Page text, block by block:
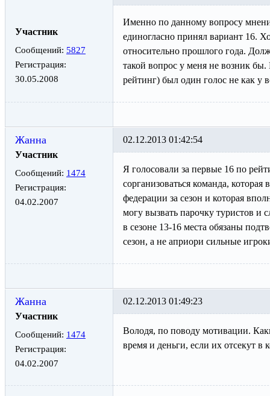
Участник
Сообщений: 5827
Регистрация:
30.05.2008
Именно по данному вопросу
единогласно принял вариант 16.
относительно прошлого года.
такой вопрос у меня не возник
рейтинг) был один голос не как у
Жанна
Участник
Сообщений: 1474
Регистрация:
04.02.2007
02.12.2013 01:42:54
Я голосовали за первые 16 по
сорганизоваться команда,
федерации за сезон и которая
могу вызвать парочку туристов и
в сезоне 13-16 места обязаны
сезон, а не априори сильные
Жанна
Участник
Сообщений: 1474
Регистрация:
04.02.2007
02.12.2013 01:49:23
Володя, по поводу мотивации.
время и деньги, если их отсекут в